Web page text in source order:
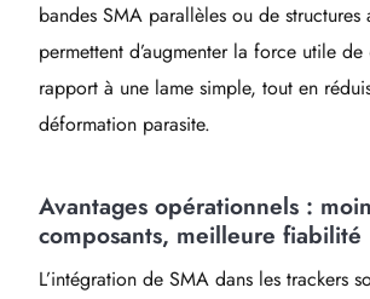
bandes SMA parallèles ou de structures
permettent d’augmenter la force utile
rapport à une lame simple, tout en
déformation parasite.
Avantages opérationnels :
composants, meilleure fiabilité
L’intégration de SMA dans les trackers